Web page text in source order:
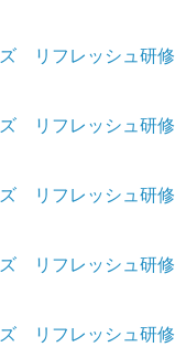
リフレッシュ研修
リフレッシュ研修
リフレッシュ研修
リフレッシュ研修
リフレッシュ研修